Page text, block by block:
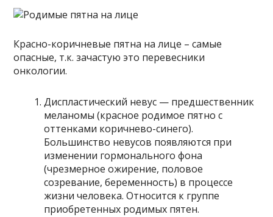
Красно-коричневые пятна на лице – самые
опасные, т.к. зачастую это перевесники
онкологии.
Диспластический невус — предшественник
меланомы (красное родимое пятно с
оттенками коричнево-синего).
Большинство невусов появляются при
изменении гормонального фона
(чрезмерное ожирение, половое
созревание, беременность) в процессе
жизни человека. Относится к группе
приобретенных родимых пятен.